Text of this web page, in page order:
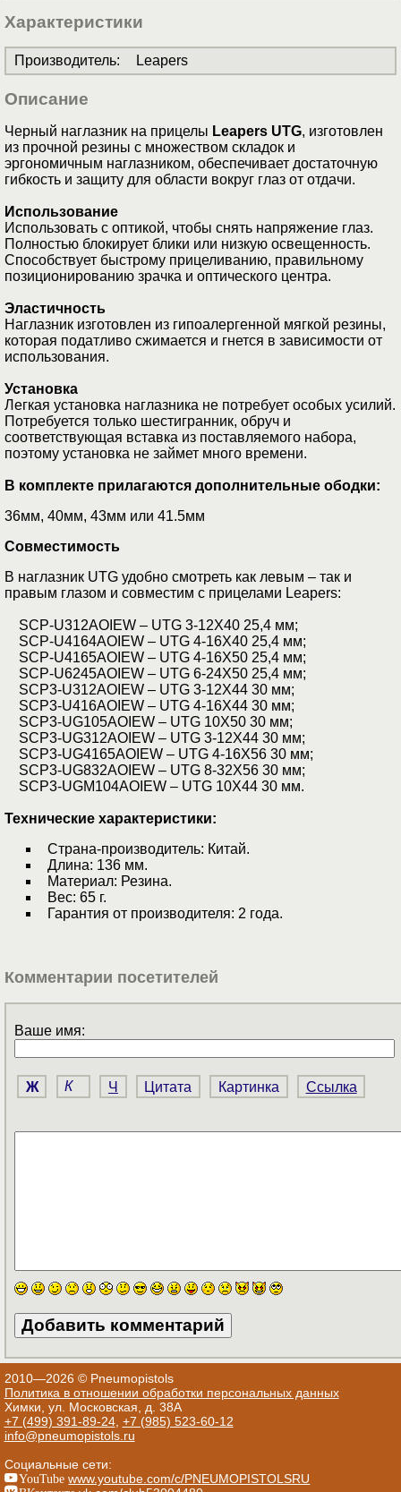
Характеристики
Производитель: Leapers
Описание
Черный наглазник на прицелы Leapers UTG, изготовлен
из прочной резины с множеством складок и
эргономичным наглазником, обеспечивает достаточную
гибкость и защиту для области вокруг глаз от отдачи.
Использование
Использовать с оптикой, чтобы снять напряжение глаз.
Полностью блокирует блики или низкую освещенность.
Способствует быстрому прицеливанию, правильному
позиционированию зрачка и оптического центра.
Эластичность
Наглазник изготовлен из гипоалергенной мягкой резины,
которая податливо сжимается и гнется в зависимости от
использования.
Установка
Легкая установка наглазника не потребует особых усилий.
Потребуется только шестигранник, обруч и
соответствующая вставка из поставляемого набора,
поэтому установка не займет много времени.
В комплекте прилагаются дополнительные ободки:
36мм, 40мм, 43мм или 41.5мм
Совместимость
В наглазник UTG удобно смотреть как левым – так и
правым глазом и совместим с прицелами Leapers:
SCP-U312AOIEW – UTG 3-12X40 25,4 мм;
SCP-U4164AOIEW – UTG 4-16X40 25,4 мм;
SCP-U4165AOIEW – UTG 4-16X50 25,4 мм;
SCP-U6245AOIEW – UTG 6-24X50 25,4 мм;
SCP3-U312AOIEW – UTG 3-12X44 30 мм;
SCP3-U416AOIEW – UTG 4-16X44 30 мм;
SCP3-UG105AOIEW – UTG 10X50 30 мм;
SCP3-UG312AOIEW – UTG 3-12X44 30 мм;
SCP3-UG4165AOIEW – UTG 4-16X56 30 мм;
SCP3-UG832AOIEW – UTG 8-32X56 30 мм;
SCP3-UGM104AOIEW – UTG 10X44 30 мм.
Технические характеристики:
Страна-производитель: Китай.
Длина: 136 мм.
Материал: Резина.
Вес: 65 г.
Гарантия от производителя: 2 года.
Комментарии посетителей
Ваше имя:
Ж К Ч Цитата Картинка Ссылка
2010—2026 © Pneumopistols
Политика в отношении обработки персональных данных
Химки, ул. Московская, д. 38А
+7 (499) 391-89-24, +7 (985) 523-60-12
info@pneumopistols.ru
Социальные сети:
YouTube www.youtube.com/c/PNEUMOPISTOLSRU